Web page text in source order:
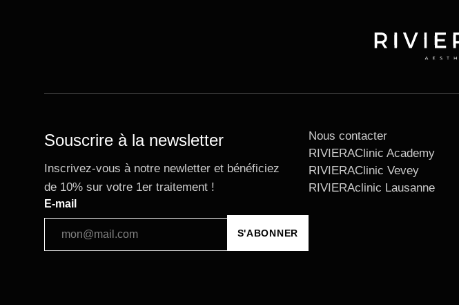
Souscrire à la newsletter
Inscrivez-vous à notre newletter et bénéficiez
de 10% sur votre 1er traitement !
E-mail
Nous contacter
RIVIERAClinic Academy
RIVIERAClinic Vevey
RIVIERAclinic Lausanne